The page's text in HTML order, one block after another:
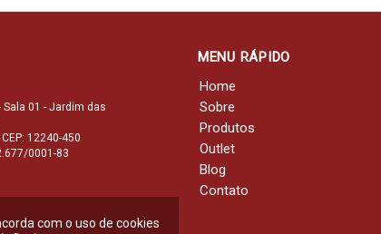
Sala 01 - Jardim das
12240-450
0001-83
MENU RÁPIDO
Home
Sobre
Produtos
Outlet
Blog
Contato
com o uso de cookies